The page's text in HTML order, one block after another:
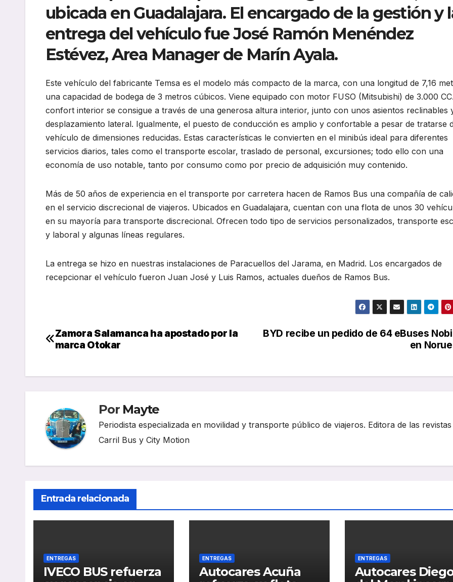
ubicada en Guadalajara. El encargado de la gestión y
entrega del vehículo fue José Ramón Menéndez
Estévez, Area Manager de Marín Ayala.
Este vehículo del fabricante Temsa es el modelo más compacto de la marca, con una longitud de 7,16
una capacidad de bodega de 3 metros cúbicos. Viene equipado con motor FUSO (Mitsubishi) de 3.000
confort interior se consigue a través de una generosa altura interior, junto con unos asientos reclinables
desplazamiento lateral. Igualmente, el puesto de conducción es amplio y confortable a pesar de tratarse
vehículo de dimensiones reducidas. Estas características le convierten en el minibús ideal para diferentes
servicios diarios, tales como el transporte escolar, traslado de personal, excursiones; todo ello con una
economía de uso notable, tanto por consumo como por precio de adquisición muy contenido.
Más de 50 años de experiencia en el transporte por carretera hacen de Ramos Bus una compañía de
en el servicio discrecional de viajeros. Ubicados en Guadalajara, cuentan con una flota de unos 30
en su mayoría para transporte discrecional. Ofrecen todo tipo de servicios personalizados, transporte
y laboral y algunas líneas regulares.
La entrega se hizo en nuestras instalaciones de Paracuellos del Jarama, en Madrid. Los encargados de
recepcionar el vehículo fueron Juan José y Luis Ramos, actuales dueños de Ramos Bus.
Navegación
entradas
BYD recibe un pedido de 64 eBuses
en
Zamora Salamanca ha apostado por la
marca Otokar
Por Mayte
Periodista especializada en movilidad y transporte público de viajeros. Editora de las revistas
Carril Bus y City Motion
Entrada relacionada
ENTREGAS
IVECO BUS refuerza
ENTREGAS
Autocares Acuña
ENTREGAS
Autocares